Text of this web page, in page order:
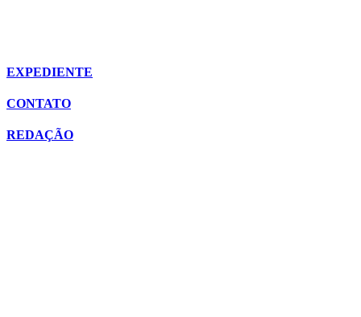
EXPEDIENTE
CONTATO
REDAÇÃO